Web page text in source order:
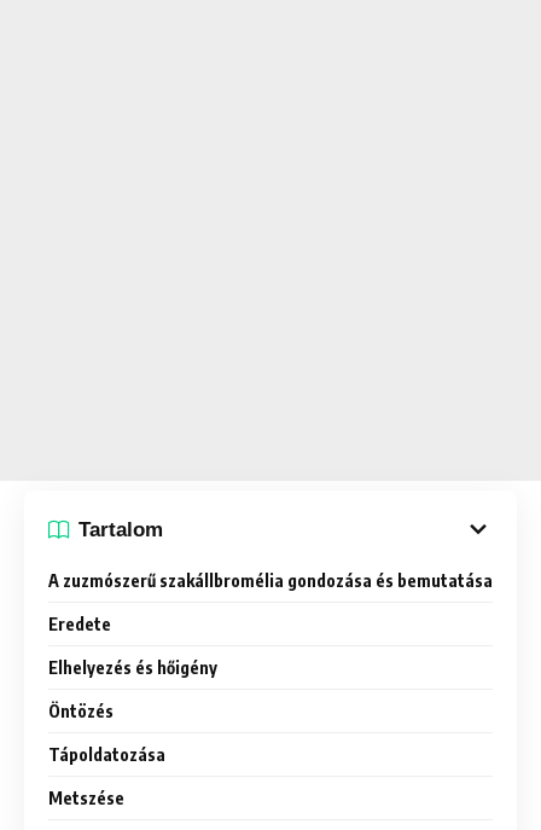
Tartalom
A zuzmószerű szakállbromélia gondozása és bemutatása
Eredete
Elhelyezés és hőigény
Öntözés
Tápoldatozása
Metszése